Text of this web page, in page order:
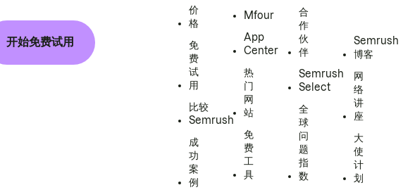
开始免费试用
价
格
免
费
试
用
比较
Semrush
成
功
案
例
Mfour
App
Center
热
门
网
站
免
费
工
具
合
作
伙
伴
Semrush
Select
全
球
问
题
指
数
Semrush
博客
网
络
讲
座
大
使
计
划